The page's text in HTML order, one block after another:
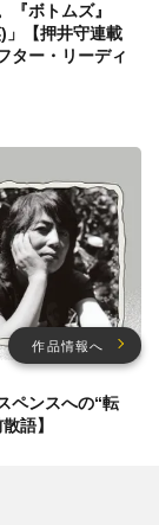
作品情報へ
ボトムズ』
」【押井守連載
ター・リーディ
ペンスへの“転
語】